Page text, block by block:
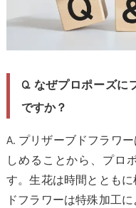
Q. なぜプロポーズ
ですか？
A. プリザーブドフラワ
しめることから、プロ
す。生花は時間ととも
ドフラワーは特殊加工